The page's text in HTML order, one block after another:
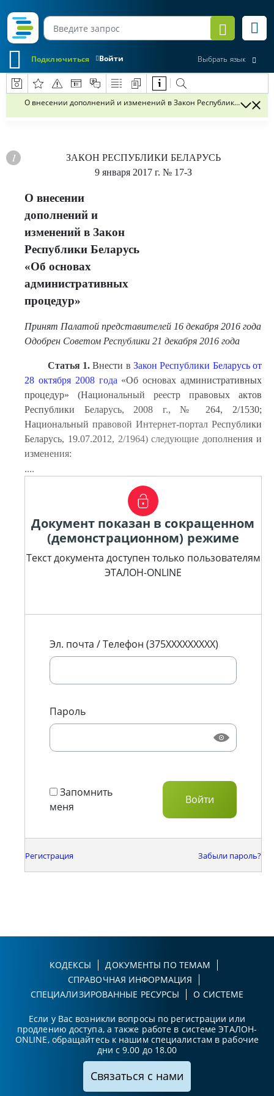
Войти
Подключиться Выбрать язык
О внесении дополнений и изменений в Закон Республики
ЗАКОН РЕСПУБЛИКИ БЕЛАРУСЬ
9 января 2017 г. № 17-З
О внесении
дополнений и
изменений в Закон
Республики Беларусь
«Об основах
административных
процедур»
Принят Палатой представителей 16 декабря 2016 года
Одобрен Советом Республики 21 декабря 2016 года
Статья 1. Внести вЗакон Республики Беларусь от
28 октября 2008 года «Об основах административных
процедур» (Национальный реестр правовых актов
Республики Беларусь, 2008 г., № 264, 2/1530;
Национальный правовой Интернет-портал Республики
Беларусь, 19.07.2012, 2/1964) следующие дополнения и
изменения:
....
Документ показан в сокращенном
(демонстрационном) режиме
Текст документа доступен только пользователям
ЭТАЛОН-ONLINE
Эл. почта / Телефон (375XXXXXXXXX)
Пароль
Запомнить
меня
Регистрация Забыли пароль?
КОДЕКСЫ
ДОКУМЕНТЫ ПО ТЕМАМ
СПРАВОЧНАЯ ИНФОРМАЦИЯ
СПЕЦИАЛИЗИРОВАННЫЕ РЕСУРСЫ
О СИСТЕМЕ
Если у Вас возникли вопросы по регистрации или
продлению доступа, а также работе в системе ЭТАЛОН-
ONLINE, обращайтесь к нашим специалистам в рабочие
дни с 9.00 до 18.00
Связаться с нами